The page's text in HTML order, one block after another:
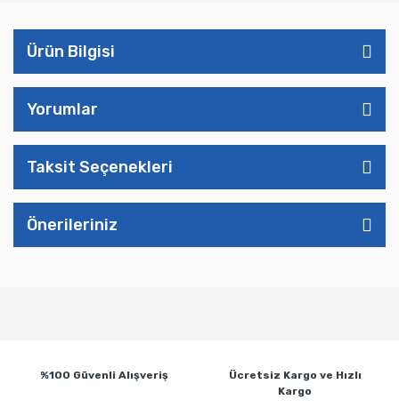
Ürün Bilgisi
Yorumlar
Taksit Seçenekleri
Önerileriniz
%100 Güvenli Alışveriş Ücretsiz Kargo ve Hızlı
Kargo